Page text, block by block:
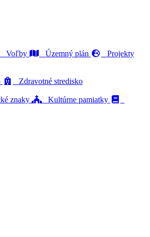
Voľby Územný plán
Projekty
Zdravotné stredisko
znaky
Kultúrne pamiatky